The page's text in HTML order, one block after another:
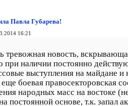
Павла Губарева!
16:21
тревожная новость,
при наличии постоянно
выступления на майдане
боевая правосекторовская
народных масс на востоке
постоянной основе, т.к. запал